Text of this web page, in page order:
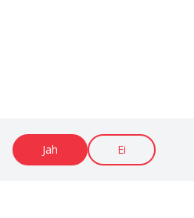
Jah Ei